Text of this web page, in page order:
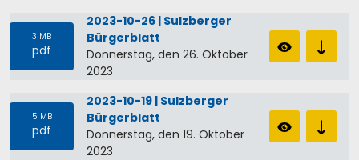
3 MB
pdf
2023-10-26 | Sulzberger
Bürgerblatt
Donnerstag, den 26. Oktober
2023
5 MB
pdf
2023-10-19 | Sulzberger
Bürgerblatt
Donnerstag, den 19. Oktober
2023